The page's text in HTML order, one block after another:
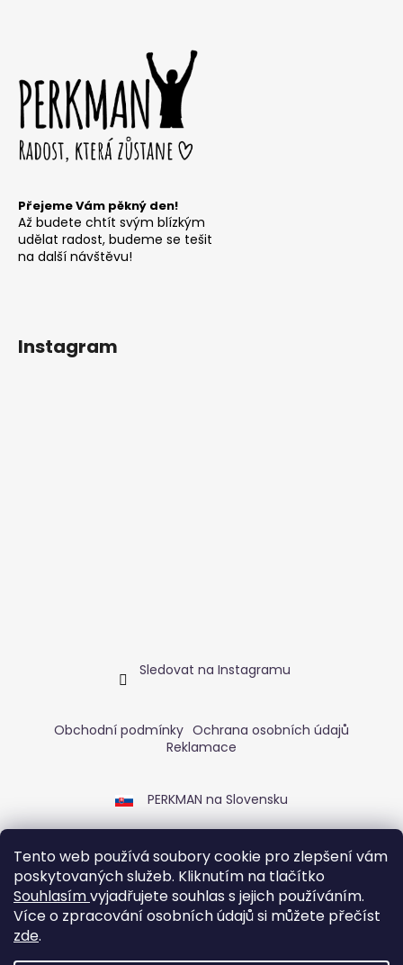
Tento web používá soubory cookie pro zlepšení vám
poskytovaných služeb. Kliknutím na tlačítko
Souhlasímvyjadřujete souhlas s jejich používáním.
Více o zpracování osobních údajů si můžete přečíst
zde.
Přejeme Vám pěkný den!
Až budete chtít svým blízkým
udělat radost, budeme se tešit
na další návštěvu!
Instagram
Sledovat na Instagramu
Obchodní podmínky Ochrana osobních údajů
Reklamace
PERKMAN na Slovensku